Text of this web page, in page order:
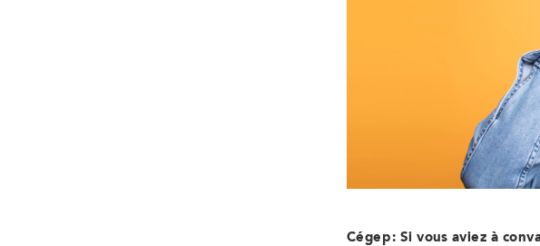
Cégep : Si vous aviez à